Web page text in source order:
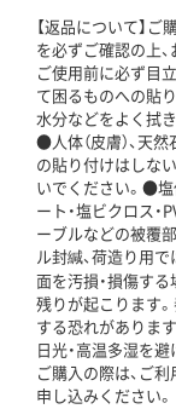
【返品について】ご
を必ずご確認の上
ご使用前に必ず目
て困るものへの貼
水分などをよく拭
●人体（皮膚）、天
の貼り付けはしな
いでください。●塩
ート・塩ビクロス・
ーブルなどの被覆
ル封緘、荷造り用
面を汚損・損傷す
残りが起こります
する恐れがありま
日光・高温多湿を避
ご購入の際は、ご利
申し込みください。